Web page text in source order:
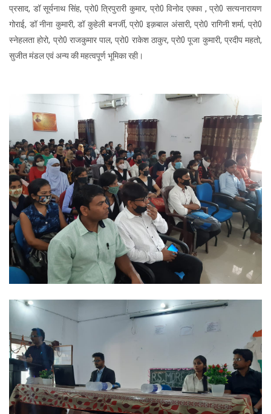
प्रसाद, डॉ सूर्यनाथ सिंह, प्रो0 त्रिपुरारी कुमार, प्रो0 विनोद एक्का , प्रो0 सत्यनारायण
गोराई, डॉ नीना कुमारी, डॉ कुहेली बनर्जी, प्रो0 इक़बाल अंसारी, प्रो0 रागिनी शर्मा, प्रो0
स्नेहलता होरो, प्रो0 राजकुमार पाल, प्रो0 राकेश ठाकुर, प्रो0 पूजा कुमारी, प्रदीप महतो,
सुजीत मंडल एवं अन्य की महत्वपूर्ण भूमिका रही।